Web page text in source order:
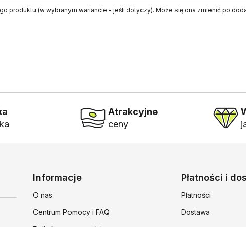
produktu (w wybranym wariancie - jeśli dotyczy). Może się ona zmienić po
Atrakcyjne
ceny
Linki w stopce
Informacje
O nas
Centrum Pomocy i FAQ
Płatności i
Płatności
Dostawa